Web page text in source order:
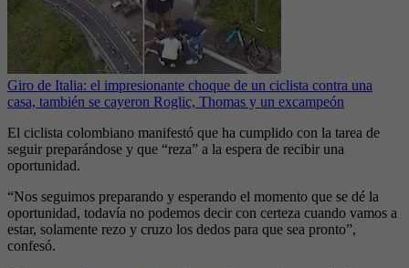
Giro de Italia: el impresionante choque de un ciclista contra una
casa, también se cayeron Roglic, Thomas y un excampeón
El ciclista colombiano manifestó que ha cumplido con la tarea de
seguir preparándose y que “reza” a la espera de recibir una
oportunidad.
“Nos seguimos preparando y esperando el momento que se dé la
oportunidad, todavía no podemos decir con certeza cuando vamos a
estar, solamente rezo y cruzo los dedos para que sea pronto”,
confesó.